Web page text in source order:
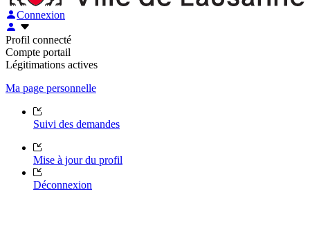
Connexion
Profil connecté
Compte portail
Légitimations actives
Ma page personnelle
Suivi des demandes
Mise à jour du profil
Déconnexion